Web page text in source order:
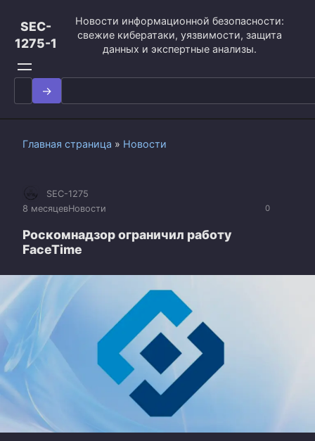
контенту
SEC-
1275-1
Новости информационной безопасности:
свежие кибератаки, уязвимости, защита
данных и экспертные анализы.
Search
for:
Главная страница » Новости
0
SEC-1275
8 месяцевНовости
Роскомнадзор ограничил работу
FaceTime